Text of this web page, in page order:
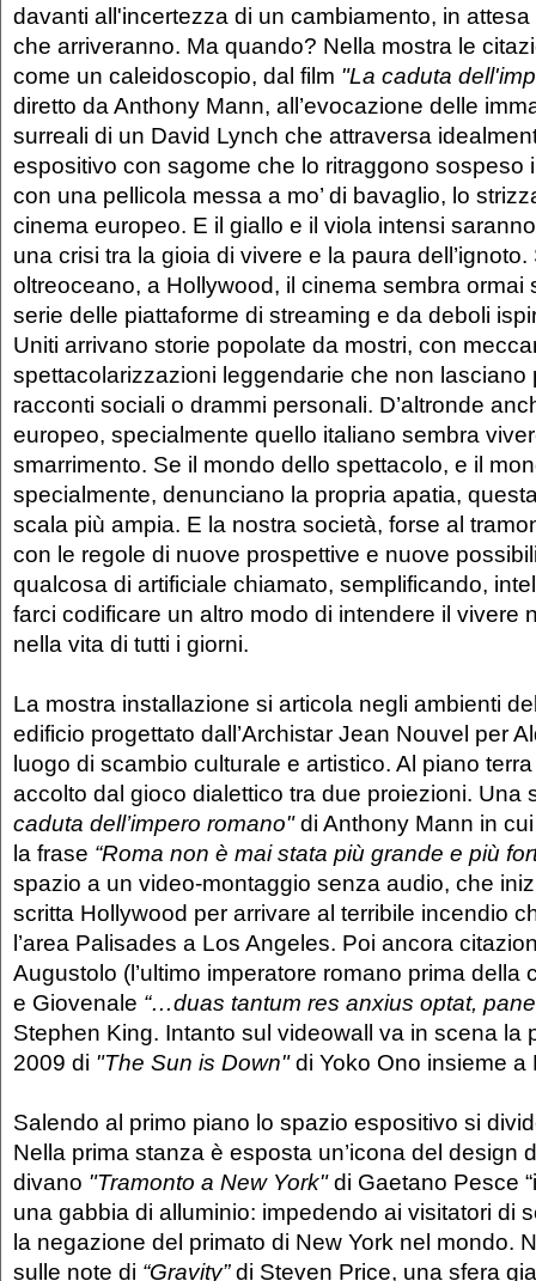
davanti all'incertezza di un cambiamento, in
che arriveranno. Ma quando? Nella mostra le
come un caleidoscopio, dal film "La caduta
diretto da Anthony Mann, all’evocazione delle
surreali di un David Lynch che attraversa
espositivo con sagome che lo ritraggono sospeso
con una pellicola messa a mo’ di bavaglio, lo
cinema europeo. E il giallo e il viola intensi
una crisi tra la gioia di vivere e la paura
oltreoceano, a Hollywood, il cinema sembra ormai
serie delle piattaforme di streaming e da deboli
Uniti arrivano storie popolate da mostri, con
spettacolarizzazioni leggendarie che non lasciano
racconti sociali o drammi personali. D’altronde
europeo, specialmente quello italiano sembra
smarrimento. Se il mondo dello spettacolo, e il
specialmente, denunciano la propria apatia,
scala più ampia. E la nostra società, forse al
con le regole di nuove prospettive e nuove
qualcosa di artificiale chiamato, semplificando,
farci codificare un altro modo di intendere il vivere
nella vita di tutti i giorni.
La mostra installazione si articola negli ambienti
edificio progettato dall’Archistar Jean Nouvel per
luogo di scambio culturale e artistico. Al piano
accolto dal gioco dialettico tra due proiezioni. Una
caduta dell’impero romano"di Anthony Mann in
la frase “Roma non è mai stata più grande e più
spazio a un video-montaggio senza audio, che
scritta Hollywood per arrivare al terribile incendio
l’area Palisades a Los Angeles. Poi ancora
Augustolo (l’ultimo imperatore romano prima della
e Giovenale “…duas tantum res anxius optat,
Stephen King. Intanto sul videowall va in scena la
2009 di "The Sun is Down"di Yoko Ono insieme a
Salendo al primo piano lo spazio espositivo si
Nella prima stanza è esposta un’icona del design
divano "Tramonto a New York"di Gaetano Pesce
una gabbia di alluminio: impedendo ai visitatori di
la negazione del primato di New York nel mondo.
sulle note di “Gravity”di Steven Price, una sfera